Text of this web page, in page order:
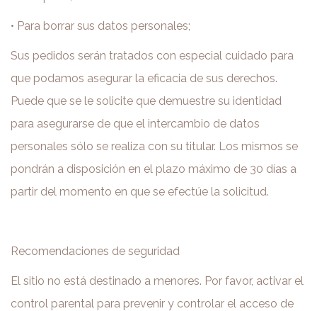
• Para borrar sus datos personales;
Sus pedidos serán tratados con especial cuidado para
que podamos asegurar la eficacia de sus derechos.
Puede que se le solicite que demuestre su identidad
para asegurarse de que el intercambio de datos
personales sólo se realiza con su titular. Los mismos se
pondrán a disposición en el plazo máximo de 30 días a
partir del momento en que se efectúe la solicitud.
Recomendaciones de seguridad
El sitio no está destinado a menores. Por favor, activar el
control parental para prevenir y controlar el acceso de